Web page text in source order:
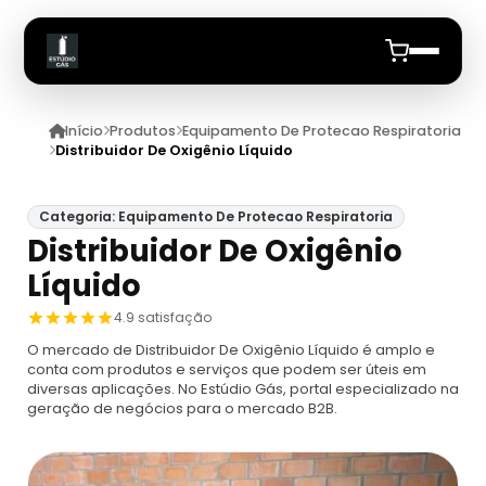
Início
Produtos
Equipamento De Protecao Respiratoria
Proteção Respiratória Para Espaço
Confinado
Cilindro De Ar Respiravel
Cilindro De Ar Respirável Drager
Cilindro De Oxigênio 100 Litros
Ar Mandado
Ar Mandado
Anuncie
Início Produtos Equipamento De Protecao Respiratoria
Distribuidor De Oxigênio Líquido
Categoria: Equipamento De Protecao Respiratoria
Distribuidor De Oxigênio
Líquido
4.9 satisfação
O mercado de Distribuidor De Oxigênio Líquido é amplo e
conta com produtos e serviços que podem ser úteis em
diversas aplicações. No Estúdio Gás, portal especializado na
geração de negócios para o mercado B2B.